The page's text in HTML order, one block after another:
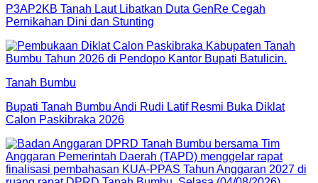
P3AP2KB Tanah Laut Libatkan Duta GenRe Cegah
Pernikahan Dini dan Stunting
Tanah Bumbu
Bupati Tanah Bumbu Andi Rudi Latif Resmi Buka Diklat
Calon Paskibraka 2026